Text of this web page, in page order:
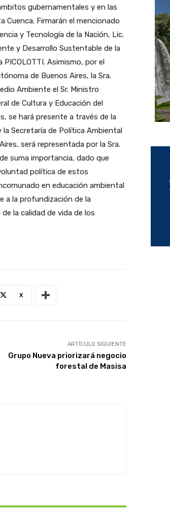
gubernamentales y en las
Cuenca. Firmarán el mencionado
y Tecnología de la Nación, Lic.
y Desarrollo Sustentable de la
Asimismo, por el
de Buenos Aires, la Sra.
Ambiente el Sr. Ministro
de Cultura y Educación del
se hará presente a través de la
la Secretaría de Política Ambiental
será representada por la Sra.
suma importancia, dado que
política de estos
en educación ambiental
a la profundización de la
la calidad de vida de los
X
ARTÍCULO SIGUIENTE
Grupo Nueva priorizará negocio
forestal de Masisa